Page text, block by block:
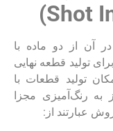
Shot
)
آن از دو ماده با
تولید قطعه نهایی
تولید قطعات با
به رنگ‌آمیزی مجزا
عبارتند از: